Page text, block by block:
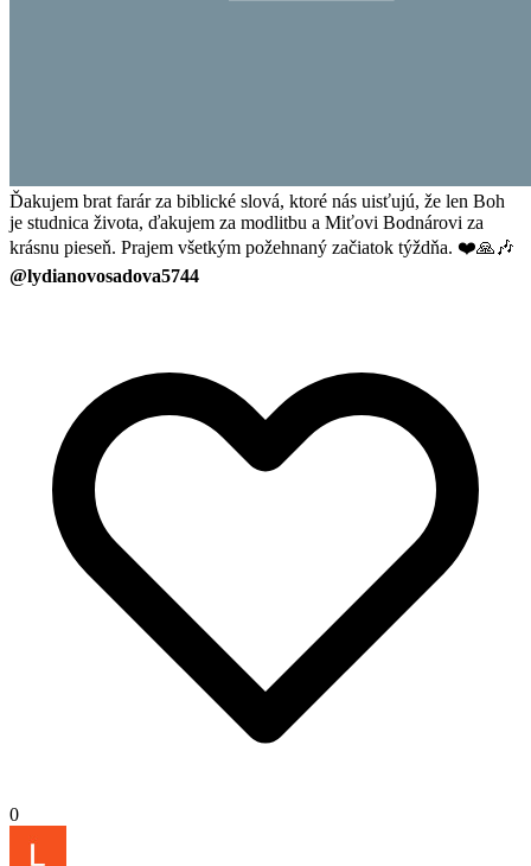
Ďakujem brat farár za biblické slová, ktoré nás uisťujú, že len Boh
je studnica života, ďakujem za modlitbu a Miťovi Bodnárovi za
krásnu pieseň. Prajem všetkým požehnaný začiatok týždňa. ❤️🙏🎶
@lydianovosadova5744
0